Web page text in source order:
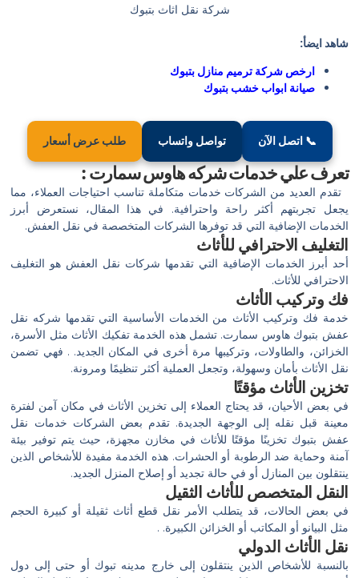
شركة نقل اثاث بتبوك
شاهد ايضأ:
ارخص شركة ترميم منازل بتبوك
صيانة ابواب خشب بتبوك
📞 اتصل الآن تواصل واتساب طلب عرض أسعار
تعرف علي خدمات شركه هاوس سمارت :
تقدم العديد من الشركات خدمات متكاملة تناسب احتياجات العملاء، مما
يجعل تجربتهم أكثر راحة واحترافية. في هذا المقال، نستعرض أبرز
الخدمات الإضافية التي قد توفرها الشركات المتخصصة في نقل العفش.
التغليف الاحترافي للأثاث
أحد أبرز الخدمات الإضافية التي تقدمها شركات نقل العفش هو التغليف
الاحترافي للأثاث.
فك وتركيب الأثاث
خدمة فك وتركيب الأثاث من الخدمات الأساسية التي تقدمها شركه نقل
عفش بتبوك هاوس سمارت. تشمل هذه الخدمة تفكيك الأثاث مثل الأسرة،
الخزائن، والطاولات، وتركيبها مرة أخرى في المكان الجديد. . فهي تضمن
نقل الأثاث بأمان وسهولة، وتجعل العملية أكثر تنظيمًا ومرونة.
تخزين الأثاث مؤقتًا
في بعض الأحيان، قد يحتاج العملاء إلى تخزين الأثاث في مكان آمن لفترة
معينة قبل نقله إلى الوجهة الجديدة. تقدم بعض الشركات خدمات نقل
عفش بتبوك تخزينًا مؤقتًا للأثاث في مخازن مجهزة، حيث يتم توفير بيئة
آمنة وحماية ضد الرطوبة أو الحشرات. هذه الخدمة مفيدة للأشخاص الذين
ينتقلون بين المنازل أو في حالة تجديد أو إصلاح المنزل الجديد.
النقل المتخصص للأثاث الثقيل
في بعض الحالات، قد يتطلب الأمر نقل قطع أثاث ثقيلة أو كبيرة الحجم
مثل البيانو أو المكاتب أو الخزائن الكبيرة. .
نقل الأثاث الدولي
بالنسبة للأشخاص الذين ينتقلون إلى خارج مدينه تبوك أو حتى إلى دول